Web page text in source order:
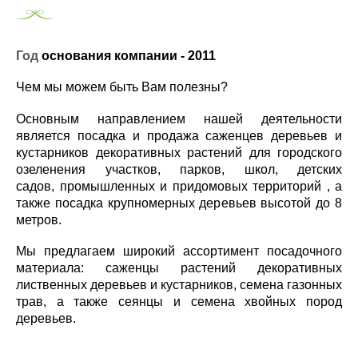
Год основания компании - 2011
Чем мы можем быть Вам полезны?
Основным направлением нашей деятельности
является посадка и продажа саженцев деревьев и
кустарников декоративных растений для городского
озеленения участков, парков, школ, детских
садов, промышленных и придомовых территорий , а
также посадка крупномерных деревьев высотой до 8
метров.
Мы предлагаем широкий ассортимент посадочного
материала: саженцы растений декоративных
лиственных деревьев и кустарников, семена газонных
трав, а также сеянцы и семена хвойных пород
деревьев.